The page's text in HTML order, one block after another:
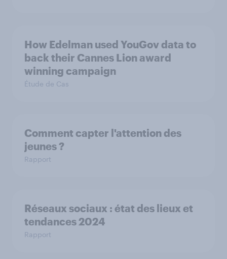
How Edelman used YouGov data to
back their Cannes Lion award
winning campaign
Étude de Cas
Comment capter l'attention des
jeunes ?
Rapport
Réseaux sociaux : état des lieux et
tendances 2024
Rapport